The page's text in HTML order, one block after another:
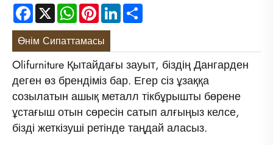
Facebook
X WhatsApp
PinterestLinkedIn
Өнім Сипаттамасы
Olifurniture Қытайдағы зауыт, біздің Дангарден
деген өз брендіміз бар. Егер сіз ұзаққа
созылатын ашық металл тікбұрышты бөрене
ұстағыш отын сөресін сатып алғыңыз келсе,
бізді жеткізуші ретінде таңдай аласыз.